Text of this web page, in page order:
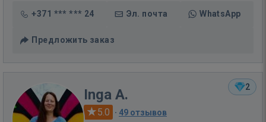
+371 *** *** 24 Эл. почта WhatsApp
Предложить заказ
2
Inga A.
5.0 · 49 отзывов